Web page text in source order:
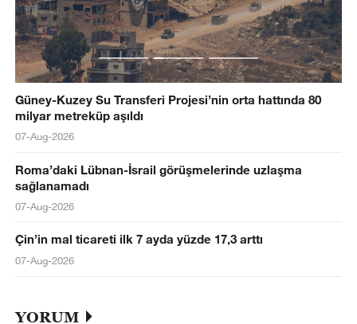
Güney-Kuzey Su Transferi Projesi’nin orta hattında 80
milyar metreküp aşıldı
07-Aug-2026
Roma’daki Lübnan-İsrail görüşmelerinde uzlaşma
sağlanamadı
07-Aug-2026
Çin’in mal ticareti ilk 7 ayda yüzde 17,3 arttı
07-Aug-2026
YORUM